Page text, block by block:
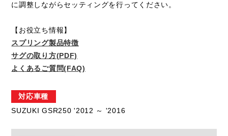
に調整しながらセッティングを行ってください。
【お役立ち情報】
スプリング製品特徴
サグの取り方(PDF)
よくあるご質問(FAQ)
対応車種
SUZUKI GSR250 '2012 ～ '2016